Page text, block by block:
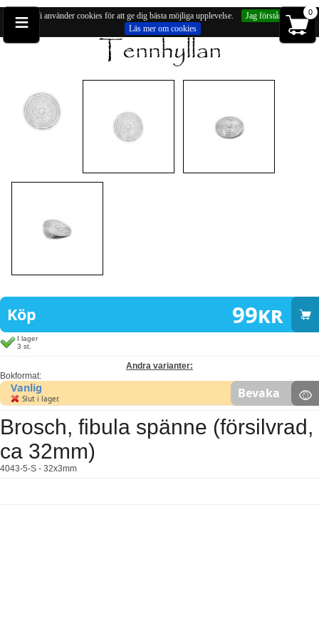
Vi använder cookies för att ge dig bästa möjliga upplevelse.
Jag förstår
Läs mer om cookies
≡ 0
» Brosch, fibula spänne (försilvrad, ca 32mm)
Brosch, fibula spänne (försilvrad,
ca 32mm)
4043-5-S - 32x3mm
Köp 99kr
I lager
3 st.
Andra varianter:
Bokformat:
Vanlig
Slut i lager. Bevaka